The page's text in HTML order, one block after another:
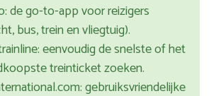
de go-to-app voor reizigers
bus, trein en vliegtuig).
eenvoudig de snelste of het
treinticket zoeken.
gebruiksvriendelijke